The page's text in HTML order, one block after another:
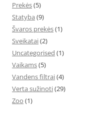
Prekės(5)
Statyba (9)
Švaros prekės(1)
Sveikatai(2)
Uncategorised (1)
Vaikams(5)
Vandens filtrai(4)
Verta sužinoti(29)
Zoo (1)